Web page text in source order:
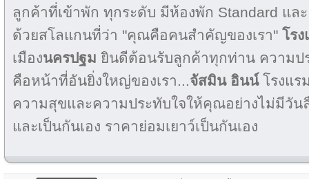
ลูกค้าที่เข้าพัก ทุกระดับ มีห้องพัก Standard แล
ด้วยสโลแกนที่ว่า "คุณคือคนสำคัญของเรา" โร
เมืองนครปฐม ยินดีต้อนรับลูกค้าทุกท่าน ความป
คือหน้าที่อันยิ่งใหญ่ของเรา...จัสมิน อินน์โรงแร
ความสุขและความประทับใจให้คุณอย่างไม่มีวัน
และเป็นกันเอง ราคาย่อมเยาว์เป็นกันเอง